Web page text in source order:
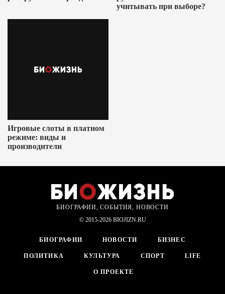
учитывать при выборе?
Игровые слоты в платном
режиме: виды и
производители
БИОГРАФИИ, СОБЫТИЯ, НОВОСТИ
© 2015-2026 BIOJIZN.RU
БИОГРАФИИ НОВОСТИ БИЗНЕС
ПОЛИТИКА КУЛЬТУРА СПОРТ LIFE
О ПРОЕКТЕ